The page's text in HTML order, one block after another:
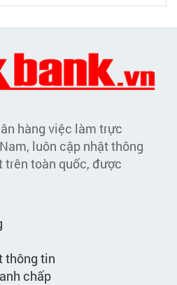
hàng việc làm trực
luôn cập nhật thông
toàn quốc, được
thông tin
chấp